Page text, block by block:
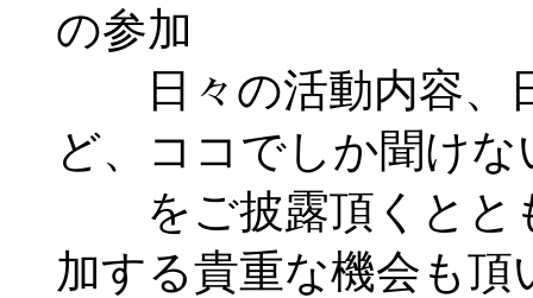
の参加
日々の活動内容、
ど、ココでしか聞けな
をご披露頂くとと
加する貴重な機会も頂